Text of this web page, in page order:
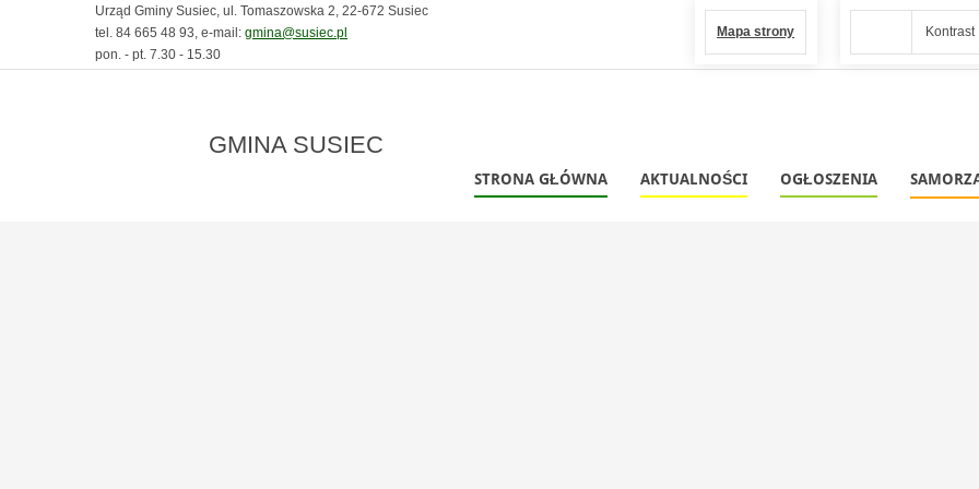
Urząd Gminy Susiec, ul. Tomaszowska 2, 22-672 Susiec
tel. 84 665 48 93, e-mail: gmina@susiec.pl
pon. - pt. 7.30 - 15.30
Kontrast
Mapa strony
GMINA SUSIEC
STRONA GŁÓWNA AKTUALNOŚCI OGŁOSZENIA